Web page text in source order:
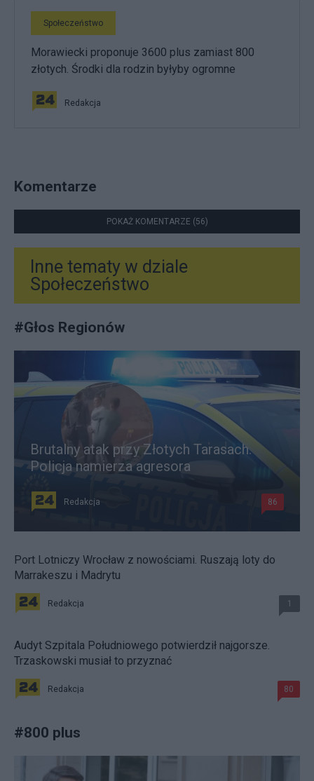
Społeczeństwo
Morawiecki proponuje 3600 plus zamiast 800
złotych. Środki dla rodzin byłyby ogromne
Redakcja
Komentarze
POKAŻ KOMENTARZE (56)
Inne tematy w dziale
Społeczeństwo
#Głos Regionów
Brutalny atak przy Złotych Tarasach.
Policja namierza agresora
Redakcja 86
Port Lotniczy Wrocław z nowościami. Ruszają loty do
Marrakeszu i Madrytu
Redakcja 1
Audyt Szpitala Południowego potwierdził najgorsze.
Trzaskowski musiał to przyznać
Redakcja 80
#800 plus